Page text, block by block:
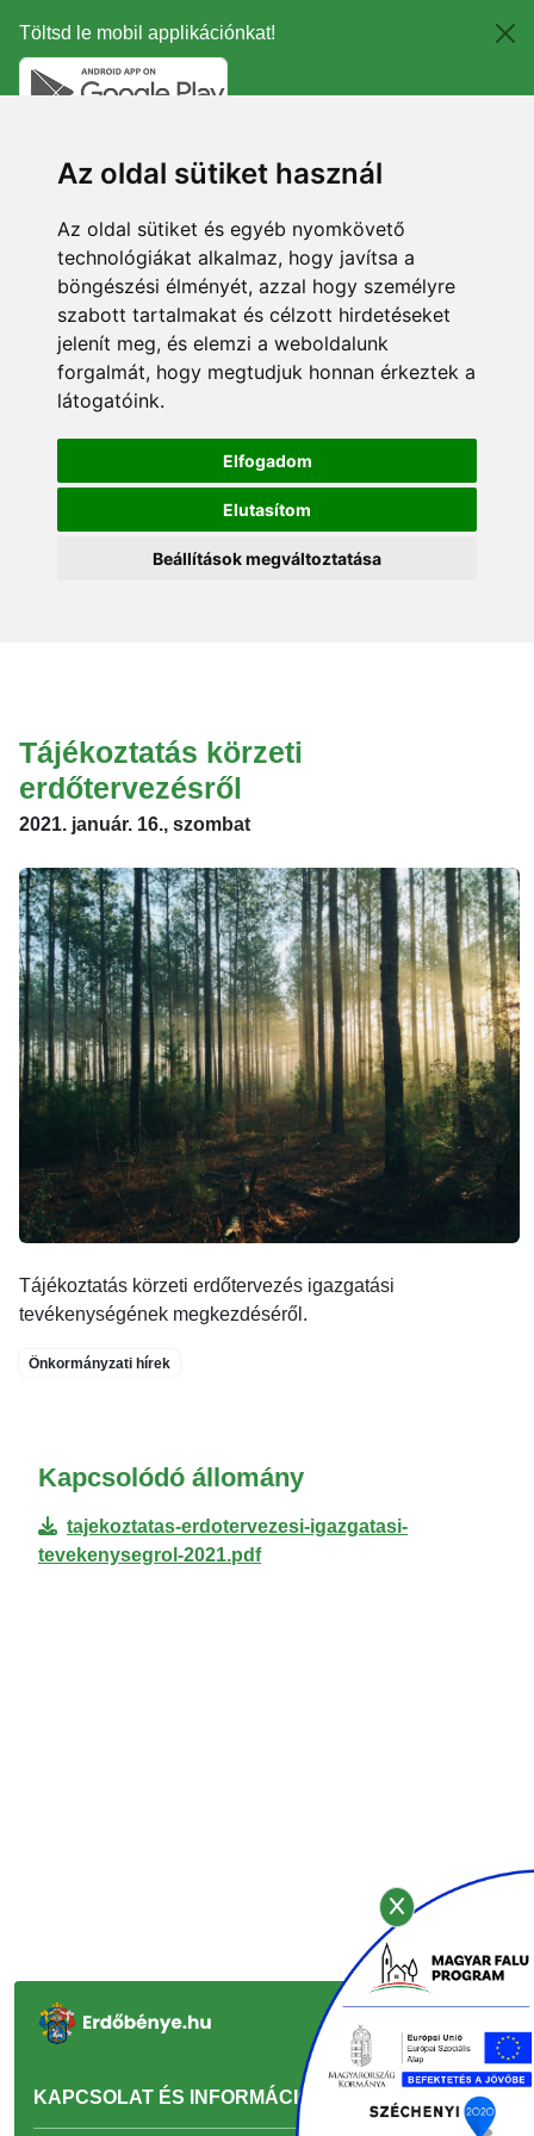
Töltsd le mobil applikációnkat!
Az oldal sütiket használ
Az oldal sütiket és egyéb nyomkövető
technológiákat alkalmaz, hogy javítsa a
böngészési élményét, azzal hogy személyre
szabott tartalmakat és célzott hirdetéseket
jelenít meg, és elemzi a weboldalunk
forgalmát, hogy megtudjuk honnan érkeztek a
látogatóink.
Elfogadom
Elutasítom
Beállítások megváltoztatása
Tájékoztatás körzeti
erdőtervezésről
2021. január. 16., szombat
Tájékoztatás körzeti erdőtervezés igazgatási
tevékenységének megkezdéséről.
Önkormányzati hírek
Kapcsolódó állomány
tajekoztatas-erdotervezesi-igazgatasi-
tevekenysegrol-2021.pdf
KAPCSOLAT ÉS INFORMÁCIÓ